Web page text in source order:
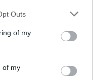
Outs
of my
of my